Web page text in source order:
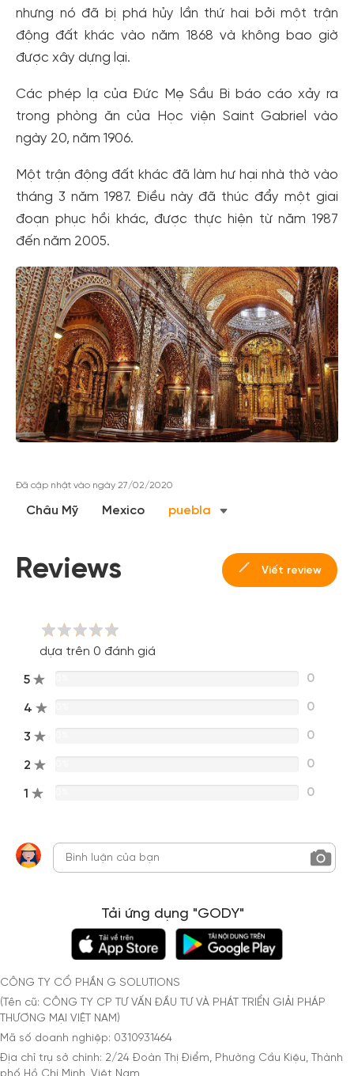
nhưng nó đã bị phá hủy lần thứ hai bởi một trận
động đất khác vào năm 1868 và không bao giờ
được xây dựng lại.
Các phép lạ của Đức Mẹ Sầu Bi báo cáo xảy ra
trong phòng ăn của Học viện Saint Gabriel vào
ngày 20, năm 1906.
Một trận động đất khác đã làm hư hại nhà thờ vào
tháng 3 năm 1987. Điều này đã thúc đẩy một giai
đoạn phục hồi khác, được thực hiện từ năm 1987
đến năm 2005.
Đã cập nhật vào ngày 27/02/2020
Châu Mỹ Mexico puebla
Reviews Viết review
dựa trên 0 đánh giá
5 0
4 0
3 0
2 0
1 0
Tải ứng dụng "GODY"
CÔNG TY CỔ PHẦN G SOLUTIONS
(Tên cũ: CÔNG TY CP TƯ VẤN ĐẦU TƯ VÀ PHÁT TRIỂN GIẢI PHÁP
THƯƠNG MẠI VIỆT NAM)
Mã số doanh nghiệp: 0310931464
Địa chỉ trụ sở chính: 2/24 Đoàn Thị Điểm, Phường Cầu Kiệu, Thành